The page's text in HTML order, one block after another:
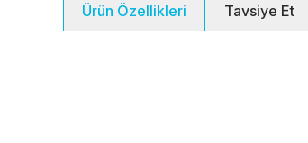
Ürün Özellikleri Tavsiye Et